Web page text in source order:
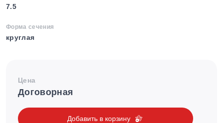
7.5
Форма сечения
круглая
Цена
Договорная
Добавить в корзину